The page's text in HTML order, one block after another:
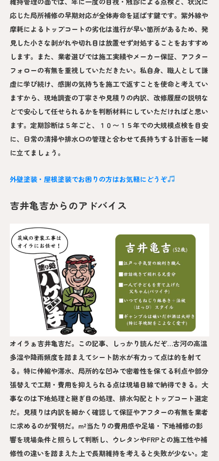
応じた局所補修の早期対応が全体寿命を延ばす鍵です。紫外線や
摩耗によるトップコートの劣化は進行が早い箇所があるため、発
見した小さな剥がれや切れ目は放置せず対処することをおすすめ
します。また、業者選びでは施工実績やメーカー保証、アフター
フォローの有無を重視していただきたい。私自身、職人として謙
虚に学び続け、感謝の気持ちを施工で返すことを使命と考えてい
ますから、現地調査の丁寧さや見積りの内訳、改修履歴の説明な
どで安心して任せられるかを判断材料にしていただければと思い
ます。定期診断は５年ごと、１０〜１５年での大規模点検を目安
に、日常の清掃や排水口の管理と合わせて長持ちする計画を一緒
に立てましょう。
外壁塗装・屋根塗装でお困りの方はお気軽にどうぞ
吉井亀吉からのアドバイス
オイラぁ吉井亀吉だ。この記事、しっかり読んだぞ…古河の高温
多湿や降雨頻度を踏まえてシート防水が有力って点は的を射て
る。特に伸縮や滞水、局所的な凹みで密着性を保てる利点や部分
張替えで工期・費用を抑えられる点は現場目線で納得できる。大
事なのは下地処理と継ぎ目の処理、排水勾配とトップコート選定
だ。見積りは内訳を細かく確認して保証やアフターの有無を業者
に求めるのが賢明だ。m²当たりの費用感や足場・下地補修の影
響を現場条件と照らして判断し、ウレタンやFRPとの施工性や補
修性の違いを踏まえた上で長期維持を考えると失敗が少ない。定